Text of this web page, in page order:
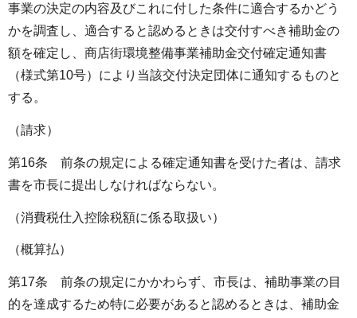
事業の決定の内容及びこれに付した条件に適合するかどう
かを調査し、適合すると認めるときは交付すべき補助金の
額を確定し、商店街環境整備事業補助金交付確定通知書
（様式第10号）により当該交付決定団体に通知するものと
する。
（請求）
第16条 前条の規定による確定通知書を受けた者は、請求
書を市長に提出しなければならない。
（消費税仕入控除税額に係る取扱い）
（概算払）
第17条 前条の規定にかかわらず、市長は、補助事業の目
的を達成するため特に必要があると認めるときは、補助金